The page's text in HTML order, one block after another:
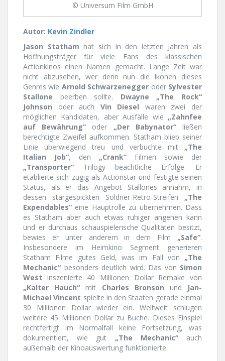
© Universum Film GmbH
Autor: Kevin Zindler
Jason Statham hat sich in den letzten Jahren als
Hoffnungsträger für viele Fans des klassischen
Actionkinos einen Namen gemacht. Lange Zeit war
nicht abzusehen, wer denn nun die Ikonen dieses
Genres wie Arnold Schwarzenegger oder Sylvester
Stallone beerben sollte. Dwayne „The Rock“
Johnson oder auch Vin Diesel waren zwei der
möglichen Kandidaten, aber Ausfälle wie „Zahnfee
auf Bewährung“ oder „Der Babynator“ließen
berechtigte Zweifel aufkommen. Statham blieb seiner
Linie überwiegend treu und verbuchte mit „The
Italian Job“, den „Crank“ Filmen sowie der
„Transporter“ Trilogy beachtliche Erfolge. Er
etablierte sich zügig als Actionstar und festigte seinen
Status, als er das Angebot Stallones annahm, in
dessen stargespickten Söldner-Retro-Streifen „The
Expendables“ eine Hauptrolle zu übernehmen. Dass
es Statham aber auch etwas ruhiger angehen kann
und er durchaus schauspielerische Qualitäten besitzt,
bewies er unter anderem in dem Film „Safe“.
Insbesondere im Heimkino Segment generieren
Statham Filme gutes Geld, was im Fall von „The
Mechanic“ besonders deutlich wird. Das von Simon
West inszenierte 40 Millionen Dollar Remake von
„Kalter Hauch“ mit Charles Bronson und
Jan-
Michael Vincent spielte in den Staaten gerade einmal
30 Millionen Dollar wieder ein. Weltweit schlugen
weitere 45 Millionen Dollar zu Buche. Dieses Einspiel
rechtfertigt im Normalfall keine Fortsetzung, was
dokumentiert, wie gut „The Mechanic“auch
außerhalb der Kinoauswertung funktionierte.